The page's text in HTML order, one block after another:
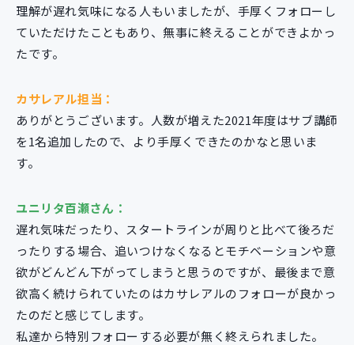
理解が遅れ気味になる人もいましたが、手厚くフォローし
ていただけたこともあり、無事に終えることができよかっ
たです。
カサレアル担当：
ありがとうございます。人数が増えた2021年度はサブ講師
を1名追加したので、より手厚くできたのかなと思いま
す。
ユニリタ百瀬さん：
遅れ気味だったり、スタートラインが周りと比べて後ろだ
ったりする場合、追いつけなくなるとモチベーションや意
欲がどんどん下がってしまうと思うのですが、最後まで意
欲高く続けられていたのはカサレアルのフォローが良かっ
たのだと感じてします。
私達から特別フォローする必要が無く終えられました。